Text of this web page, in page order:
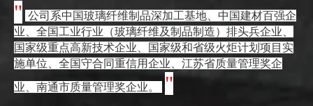
" 公司系中国玻璃纤维制品深加工基地、中国建材百强企
业、全国工业行业（玻璃纤维及制品制造）排头兵企业、
国家级重点高新技术企业、国家级和省级火炬计划项目实
施单位、全国守合同重信用企业、江苏省质量管理奖企
业、南通市质量管理奖企业。
"